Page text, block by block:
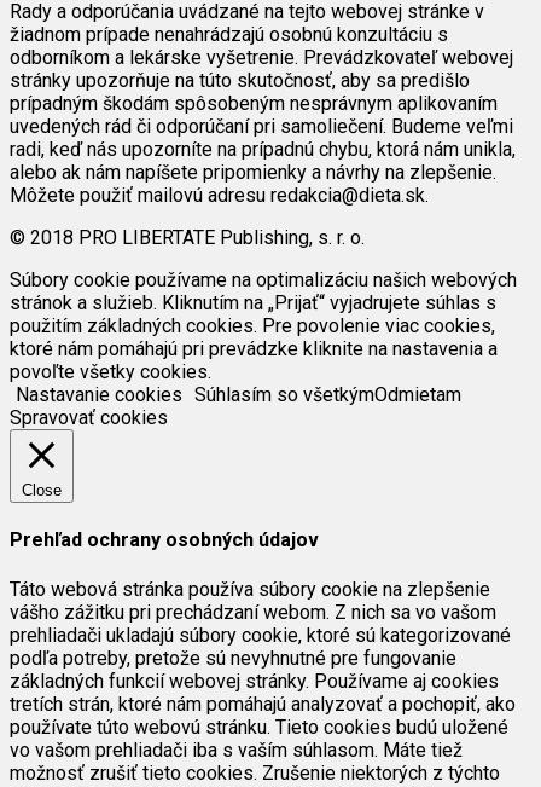
Rady a odporúčania uvádzané na tejto webovej stránke v
žiadnom prípade nenahrádzajú osobnú konzultáciu s
odborníkom a lekárske vyšetrenie. Prevádzkovateľ webovej
stránky upozorňuje na túto skutočnosť, aby sa predišlo
prípadným škodám spôsobeným nesprávnym aplikovaním
uvedených rád či odporúčaní pri samoliečení. Budeme veľmi
radi, keď nás upozorníte na prípadnú chybu, ktorá nám unikla,
alebo ak nám napíšete pripomienky a návrhy na zlepšenie.
Môžete použiť mailovú adresu redakcia@dieta.sk.
© 2018 PRO LIBERTATE Publishing, s. r. o.
Súbory cookie používame na optimalizáciu našich webových
stránok a služieb. Kliknutím na „Prijať“ vyjadrujete súhlas s
použitím základných cookies. Pre povolenie viac cookies,
ktoré nám pomáhajú pri prevádzke kliknite na nastavenia a
povoľte všetky cookies.
Nastavanie cookies Súhlasím so všetkýmOdmietam
Spravovať cookies
Close
Prehľad ochrany osobných údajov
Táto webová stránka používa súbory cookie na zlepšenie
vášho zážitku pri prechádzaní webom. Z nich sa vo vašom
prehliadači ukladajú súbory cookie, ktoré sú kategorizované
podľa potreby, pretože sú nevyhnutné pre fungovanie
základných funkcií webovej stránky. Používame aj cookies
tretích strán, ktoré nám pomáhajú analyzovať a pochopiť, ako
používate túto webovú stránku. Tieto cookies budú uložené
vo vašom prehliadači iba s vaším súhlasom. Máte tiež
možnosť zrušiť tieto cookies. Zrušenie niektorých z týchto